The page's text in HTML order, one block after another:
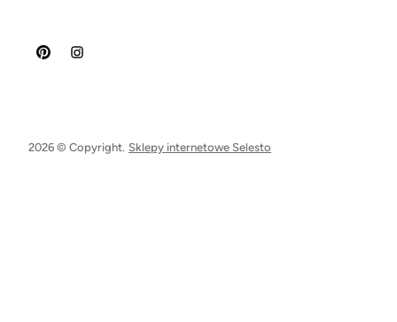
2026 © Copyright. Sklepy internetowe Selesto